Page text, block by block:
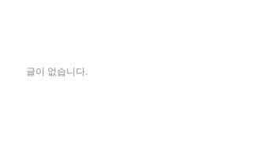
글이 없습니다.